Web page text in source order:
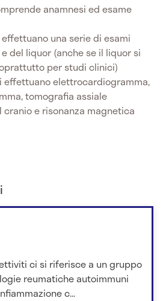
anamnesi ed esame
una serie di esami
del liquor (anche se il liquor si
per studi clinici)
effettuano elettrocardiogramma,
tomografia assiale
e risonanza magnetica
ci si riferisce a un gruppo
reumatiche autoimmuni
c...